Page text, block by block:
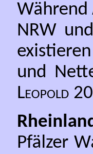
Während
NRW
und
Leopold
Pfälzer